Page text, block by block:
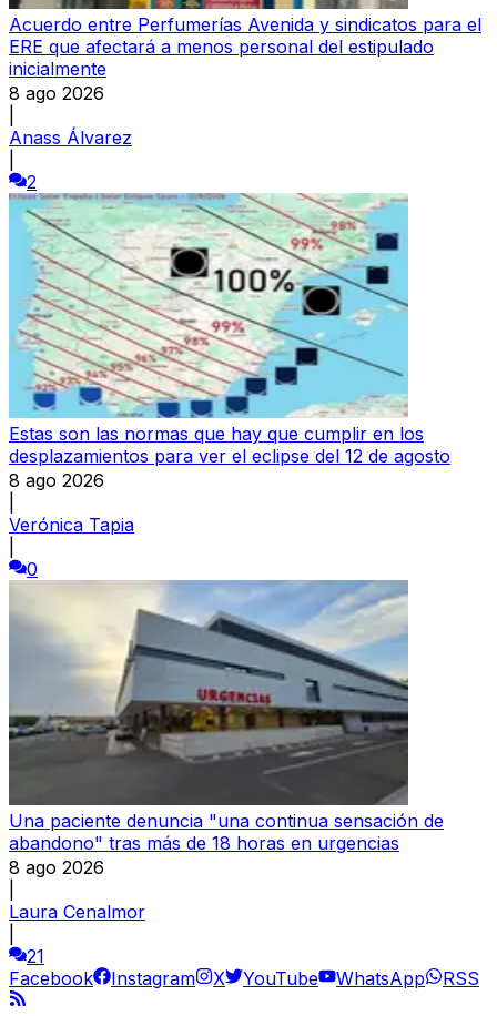
Acuerdo entre Perfumerías Avenida y sindicatos para el
ERE que afectará a menos personal del estipulado
inicialmente
8 ago 2026
Anass Álvarez
2
Estas son las normas que hay que cumplir en los
desplazamientos para ver el eclipse del 12 de agosto
8 ago 2026
Verónica Tapia
0
Una paciente denuncia "una continua sensación de
abandono" tras más de 18 horas en urgencias
8 ago 2026
Laura Cenalmor
21
Facebook
Instagram X YouTube WhatsApp RSS